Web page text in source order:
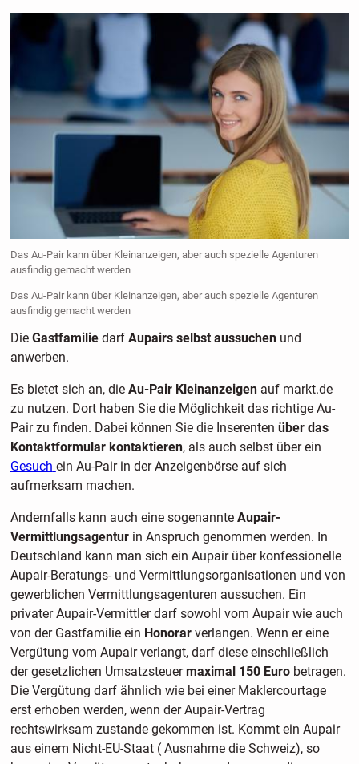
Das Au-Pair kann über Kleinanzeigen, aber auch spezielle Agenturen
ausfindig gemacht werden
Das Au-Pair kann über Kleinanzeigen, aber auch spezielle Agenturen
ausfindig gemacht werden
Die Gastfamiliedarf Aupairs selbst aussuchenund
anwerben.
Es bietet sich an, die Au-Pair Kleinanzeigenauf markt.de
zu nutzen. Dort haben Sie die Möglichkeit das richtige Au-
Pair zu finden. Dabei können Sie die Inserenten über das
Kontaktformular kontaktieren, als auch selbst über ein
Gesuch ein Au-Pair in der Anzeigenbörse auf sich
aufmerksam machen.
Andernfalls kann auch eine sogenannte Aupair-
Vermittlungsagenturin Anspruch genommen werden. In
Deutschland kann man sich ein Aupair über konfessionelle
Aupair-Beratungs- und Vermittlungsorganisationen und von
gewerblichen Vermittlungsagenturen aussuchen. Ein
privater Aupair-Vermittler darf sowohl vom Aupair wie auch
von der Gastfamilie ein Honorar verlangen. Wenn er eine
Vergütung vom Aupair verlangt, darf diese einschließlich
der gesetzlichen Umsatzsteuermaximal 150 Euro betragen.
Die Vergütung darf ähnlich wie bei einer Maklercourtage
erst erhoben werden, wenn der Aupair-Vertrag
rechtswirksam zustande gekommen ist. Kommt ein Aupair
aus einem Nicht-EU-Staat ( Ausnahme die Schweiz), so